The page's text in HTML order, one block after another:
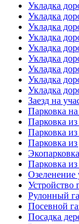
Укладка
Укладка
Укладка
Укладка
Укладка
Укладка
Укладка
Укладка
Укладка
Заезд на
Парковка на
Парковка
Парковка из
Парковка
Экопарковка
Парковка
Озеленение
Устройство
Рулонный
Посевной
Посадка